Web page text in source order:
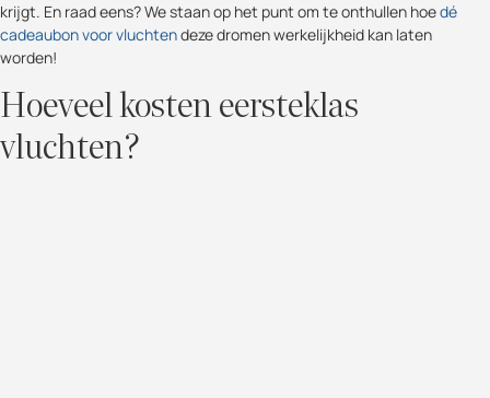
krijgt. En raad eens? We staan op het punt om te onthullen hoedé
cadeaubon voor vluchtendeze dromen werkelijkheid kan laten
worden!
Hoeveel kosten eersteklas
vluchten?